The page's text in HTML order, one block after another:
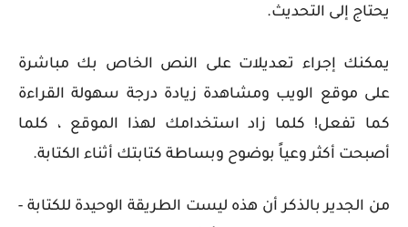
يحتاج إلى التحديث.
يمكنك إجراء تعديلات على النص الخاص بك مباشرة
على موقع الويب ومشاهدة زيادة درجة سهولة القراءة
كما تفعل! كلما زاد استخدامك لهذا الموقع ، كلما
أصبحت أكثر وعياً بوضوح وبساطة كتابتك أثناء الكتابة.
من الجدير بالذكر أن هذه ليست الطريقة الوحيدة للكتابة -